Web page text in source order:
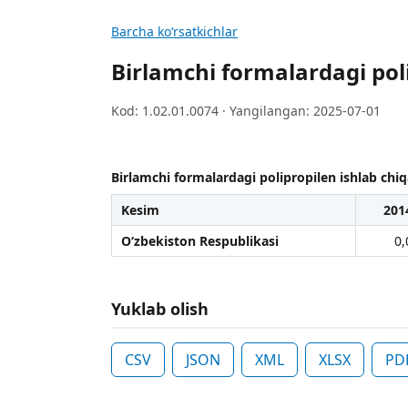
Barcha koʻrsatkichlar
Birlamchi formalardagi
Kod: 1.02.01.0074 · Yangilangan: 2025-07-01
Birlamchi formalardagi polipropilen ishlab
Kesim
O‘zbekiston Respublikasi
Yuklab olish
CSV JSON XML XLSX